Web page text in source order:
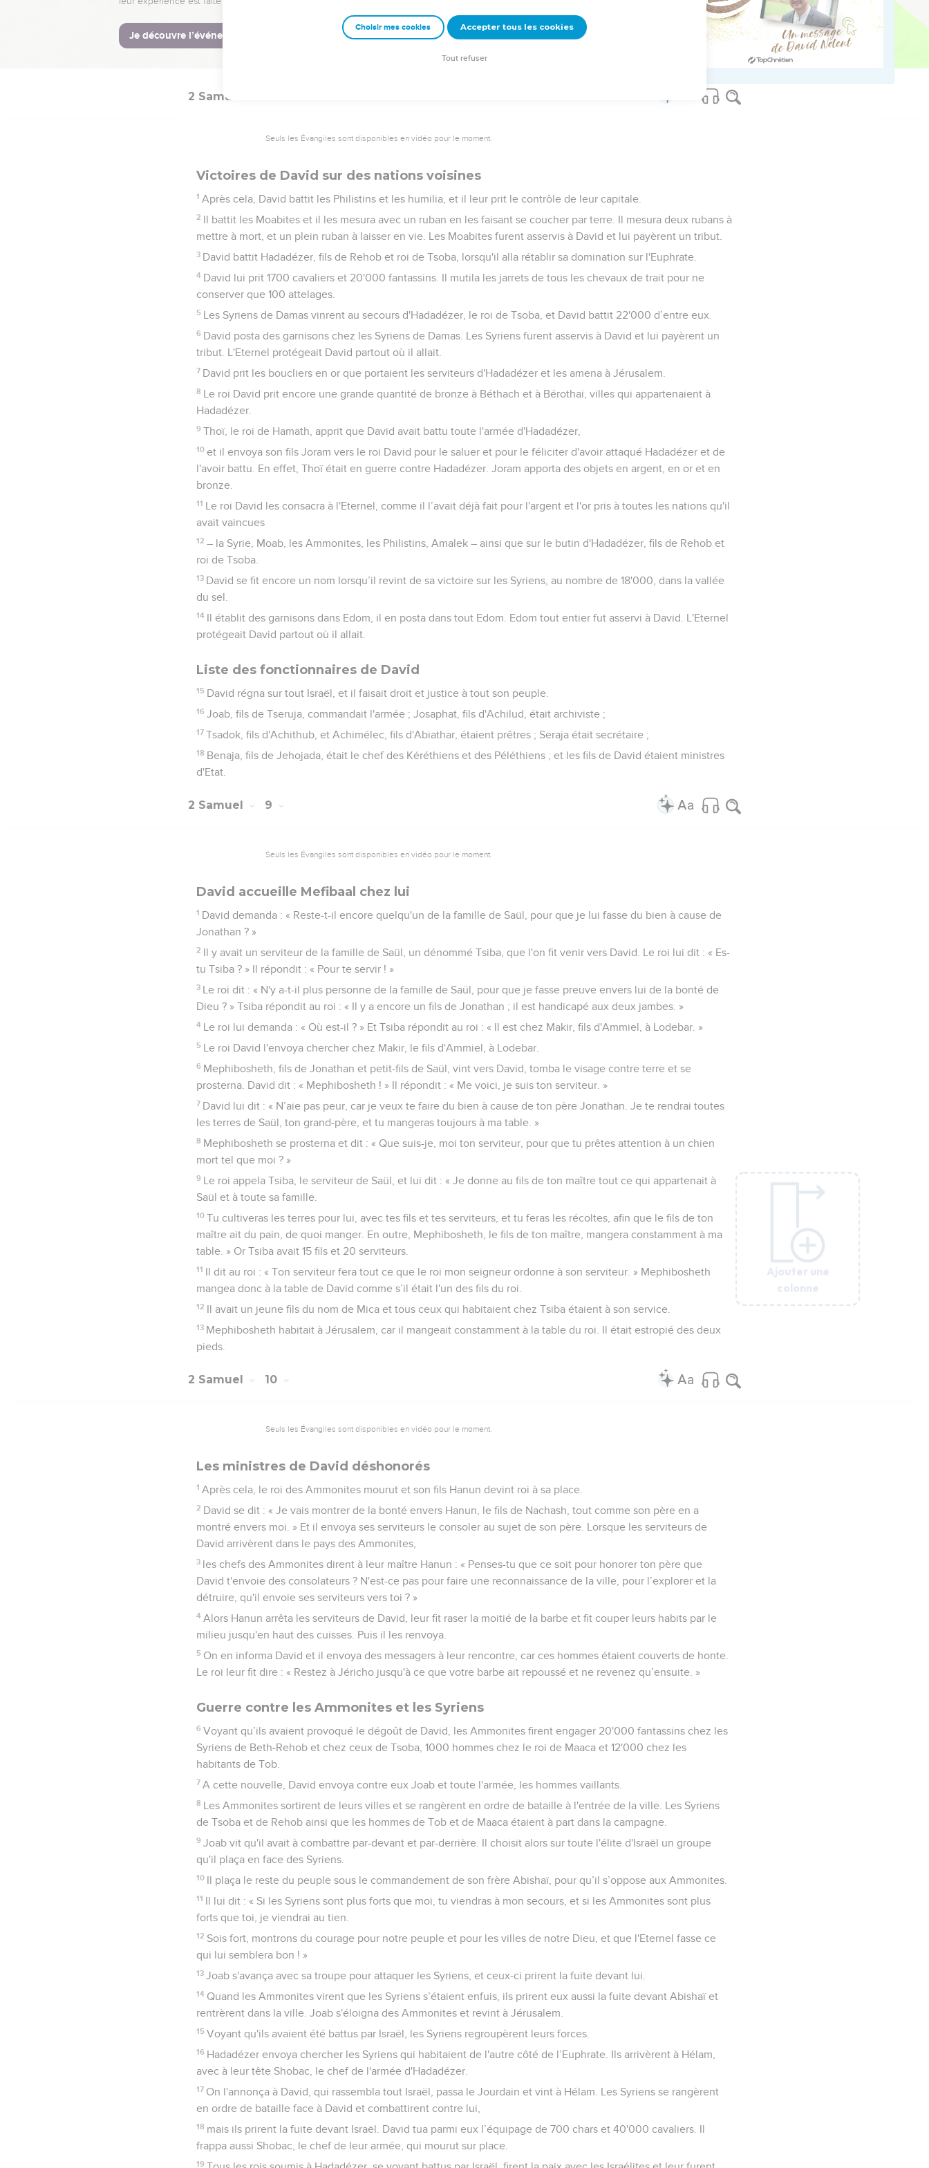
Veuille donc bénir la famille de ton serviteur afin qu'elle subsiste éternellement devant toi ! En effet, c'est
toi, Seigneur Eternel, qui as parlé, et c’est grâce à ta bénédiction que la maison de ton serviteur sera bénie
Ajouter une
colonne
2 Samuel
Seuls les Évangiles sont disponibles en vidéo pour le moment.
Victoires de David sur des nations voisines
1 Après cela, David battit les Philistins et les humilia, et il leur prit le contrôle de leur capitale.
2 Il battit les Moabites et il les mesura avec un ruban en les faisant se coucher par terre. Il mesura deux rubans à
mettre à mort, et un plein ruban à laisser en vie. Les Moabites furent asservis à David et lui payèrent un tribut.
3 David battit Hadadézer, fils de Rehob et roi de Tsoba, lorsqu'il alla rétablir sa domination sur l'Euphrate.
4 David lui prit 1700 cavaliers et 20'000 fantassins. Il mutila les jarrets de tous les chevaux de trait pour ne
conserver que 100 attelages.
5 Les Syriens de Damas vinrent au secours d'Hadadézer, le roi de Tsoba, et David battit 22'000 d’entre eux.
6 David posta des garnisons chez les Syriens de Damas. Les Syriens furent asservis à David et lui payèrent un
tribut. L'Eternel protégeait David partout où il allait.
7 David prit les boucliers en or que portaient les serviteurs d'Hadadézer et les amena à Jérusalem.
8 Le roi David prit encore une grande quantité de bronze à Béthach et à Bérothaï, villes qui appartenaient à
Hadadézer.
9 Thoï, le roi de Hamath, apprit que David avait battu toute l'armée d'Hadadézer,
10 et il envoya son fils Joram vers le roi David pour le saluer et pour le féliciter d'avoir attaqué Hadadézer et de
l'avoir battu. En effet, Thoï était en guerre contre Hadadézer. Joram apporta des objets en argent, en or et en
bronze.
11 Le roi David les consacra à l'Eternel, comme il l’avait déjà fait pour l'argent et l'or pris à toutes les nations qu'il
avait vaincues
12 – la Syrie, Moab, les Ammonites, les Philistins, Amalek – ainsi que sur le butin d'Hadadézer, fils de Rehob et
roi de Tsoba.
13 David se fit encore un nom lorsqu’il revint de sa victoire sur les Syriens, au nombre de 18'000, dans la vallée
du sel.
14 Il établit des garnisons dans Edom, il en posta dans tout Edom. Edom tout entier fut asservi à David. L'Eternel
protégeait David partout où il allait.
Liste des fonctionnaires de David
15 David régna sur tout Israël, et il faisait droit et justice à tout son peuple.
16 Joab, fils de Tseruja, commandait l'armée ; Josaphat, fils d'Achilud, était archiviste ;
17 Tsadok, fils d'Achithub, et Achimélec, fils d'Abiathar, étaient prêtres ; Seraja était secrétaire ;
18 Benaja, fils de Jehojada, était le chef des Kéréthiens et des Péléthiens ; et les fils de David étaient ministres
d'Etat.
Ajouter une
colonne
2 Samuel 9
Seuls les Évangiles sont disponibles en vidéo pour le moment.
David accueille Mefibaal chez lui
1 David demanda : « Reste-t-il encore quelqu'un de la famille de Saül, pour que je lui fasse du bien à cause de
Jonathan ? »
2 Il y avait un serviteur de la famille de Saül, un dénommé Tsiba, que l'on fit venir vers David. Le roi lui dit : « Es-
tu Tsiba ? » Il répondit : « Pour te servir ! »
3 Le roi dit : « N'y a-t-il plus personne de la famille de Saül, pour que je fasse preuve envers lui de la bonté de
Dieu ? » Tsiba répondit au roi : « Il y a encore un fils de Jonathan ; il est handicapé aux deux jambes. »
4 Le roi lui demanda : « Où est-il ? » Et Tsiba répondit au roi : « Il est chez Makir, fils d'Ammiel, à Lodebar. »
5 Le roi David l'envoya chercher chez Makir, le fils d'Ammiel, à Lodebar.
6 Mephibosheth, fils de Jonathan et petit-fils de Saül, vint vers David, tomba le visage contre terre et se
prosterna. David dit : « Mephibosheth ! » Il répondit : « Me voici, je suis ton serviteur. »
7 David lui dit : « N’aie pas peur, car je veux te faire du bien à cause de ton père Jonathan. Je te rendrai toutes
les terres de Saül, ton grand-père, et tu mangeras toujours à ma table. »
8 Mephibosheth se prosterna et dit : « Que suis-je, moi ton serviteur, pour que tu prêtes attention à un chien
mort tel que moi ? »
9 Le roi appela Tsiba, le serviteur de Saül, et lui dit : « Je donne au fils de ton maître tout ce qui appartenait à
Saül et à toute sa famille.
10 Tu cultiveras les terres pour lui, avec tes fils et tes serviteurs, et tu feras les récoltes, afin que le fils de ton
maître ait du pain, de quoi manger. En outre, Mephibosheth, le fils de ton maître, mangera constamment à ma
table. » Or Tsiba avait 15 fils et 20 serviteurs.
11 Il dit au roi : « Ton serviteur fera tout ce que le roi mon seigneur ordonne à son serviteur. » Mephibosheth
mangea donc à la table de David comme s’il était l'un des fils du roi.
12 Il avait un jeune fils du nom de Mica et tous ceux qui habitaient chez Tsiba étaient à son service.
13 Mephibosheth habitait à Jérusalem, car il mangeait constamment à la table du roi. Il était estropié des deux
pieds.
Ajouter une
colonne
2 Samuel 10
Seuls les Évangiles sont disponibles en vidéo pour le moment.
Les ministres de David déshonorés
1 Après cela, le roi des Ammonites mourut et son fils Hanun devint roi à sa place.
2 David se dit : « Je vais montrer de la bonté envers Hanun, le fils de Nachash, tout comme son père en a
montré envers moi. » Et il envoya ses serviteurs le consoler au sujet de son père. Lorsque les serviteurs de
David arrivèrent dans le pays des Ammonites,
3 les chefs des Ammonites dirent à leur maître Hanun : « Penses-tu que ce soit pour honorer ton père que
David t'envoie des consolateurs ? N'est-ce pas pour faire une reconnaissance de la ville, pour l’explorer et la
détruire, qu'il envoie ses serviteurs vers toi ? »
4 Alors Hanun arrêta les serviteurs de David, leur fit raser la moitié de la barbe et fit couper leurs habits par le
milieu jusqu'en haut des cuisses. Puis il les renvoya.
5 On en informa David et il envoya des messagers à leur rencontre, car ces hommes étaient couverts de honte.
Le roi leur fit dire : « Restez à Jéricho jusqu'à ce que votre barbe ait repoussé et ne revenez qu’ensuite. »
Guerre contre les Ammonites et les Syriens
6 Voyant qu’ils avaient provoqué le dégoût de David, les Ammonites firent engager 20'000 fantassins chez les
Syriens de Beth-Rehob et chez ceux de Tsoba, 1000 hommes chez le roi de Maaca et 12'000 chez les
habitants de Tob.
7 A cette nouvelle, David envoya contre eux Joab et toute l'armée, les hommes vaillants.
8 Les Ammonites sortirent de leurs villes et se rangèrent en ordre de bataille à l'entrée de la ville. Les Syriens
de Tsoba et de Rehob ainsi que les hommes de Tob et de Maaca étaient à part dans la campagne.
9 Joab vit qu'il avait à combattre par-devant et par-derrière. Il choisit alors sur toute l'élite d'Israël un groupe
qu'il plaça en face des Syriens.
10 Il plaça le reste du peuple sous le commandement de son frère Abishaï, pour qu’il s’oppose aux Ammonites.
11 Il lui dit : « Si les Syriens sont plus forts que moi, tu viendras à mon secours, et si les Ammonites sont plus
forts que toi, je viendrai au tien.
12 Sois fort, montrons du courage pour notre peuple et pour les villes de notre Dieu, et que l'Eternel fasse ce
qui lui semblera bon ! »
13 Joab s'avança avec sa troupe pour attaquer les Syriens, et ceux-ci prirent la fuite devant lui.
14 Quand les Ammonites virent que les Syriens s’étaient enfuis, ils prirent eux aussi la fuite devant Abishaï et
rentrèrent dans la ville. Joab s'éloigna des Ammonites et revint à Jérusalem.
15 Voyant qu'ils avaient été battus par Israël, les Syriens regroupèrent leurs forces.
16 Hadadézer envoya chercher les Syriens qui habitaient de l'autre côté de l’Euphrate. Ils arrivèrent à Hélam,
avec à leur tête Shobac, le chef de l'armée d'Hadadézer.
17 On l'annonça à David, qui rassembla tout Israël, passa le Jourdain et vint à Hélam. Les Syriens se rangèrent
en ordre de bataille face à David et combattirent contre lui,
18 mais ils prirent la fuite devant Israël. David tua parmi eux l’équipage de 700 chars et 40'000 cavaliers. Il
frappa aussi Shobac, le chef de leur armée, qui mourut sur place.
19
Ajouter une
colonne
Ajouter une
colonne
Ajouter une
colonne
Choisir mes cookies Accepter tous les cookies
Tout refuser